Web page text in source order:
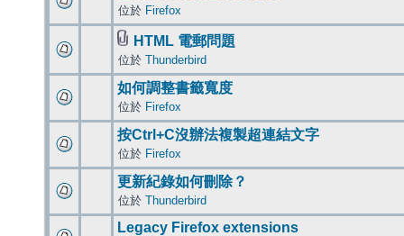
位於 Firefox
HTML 電郵問題
位於 Thunderbird
如何調整書籤寬度
位於 Firefox
按Ctrl+C沒辦法複製超連結文字
位於 Firefox
更新紀錄如何刪除？
位於 Thunderbird
Legacy Firefox extensions